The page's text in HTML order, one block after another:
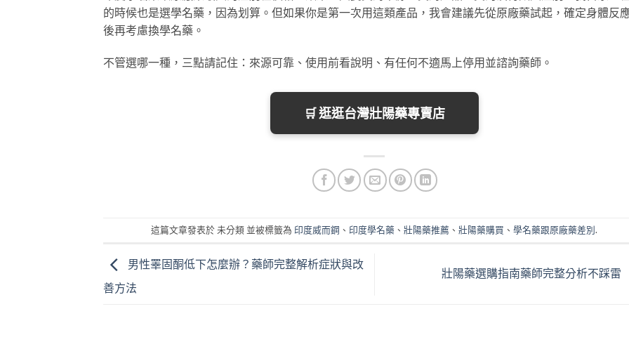
的時候也是選學名藥，因為划算。但如果你是第一次用這類產品，我會建議先從原廠藥試起，確定身體反
後再考慮換學名藥。
不管選哪一種，三點請記住：來源可靠、使用前看說明、有任何不適馬上停用並諮詢藥師。
🛒 逛逛台灣壯陽藥專賣店
這篇文章發表於 未分類 並被標籤為印度威而鋼 、印度學名藥 、壯陽藥推薦 、壯陽藥購買 、學名藥跟原廠藥差別.
男性睪固酮低下怎麼辦？藥師完整解析症狀與改
善方法
壯陽藥選購指南藥師完整分析不踩雷